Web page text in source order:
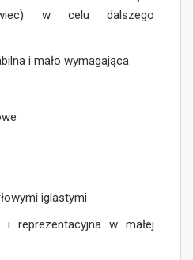
w celu dalszego
i mało wymagająca
iglastymi
i reprezentacyjna w małej